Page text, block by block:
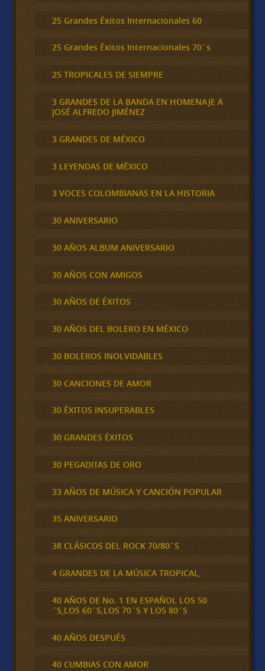
25 Grandes Éxitos Internacionales 60
25 Grandes Éxitos Internacionales 70´s
25 TROPICALES DE SIEMPRE
3 GRANDES DE LA BANDA EN HOMENAJE A
JOSÉ ALFREDO JIMÉNEZ
3 GRANDES DE MÉXICO
3 LEYENDAS DE MÉXICO
3 VOCES COLOMBIANAS EN LA HISTORIA
30 ANIVERSARIO
30 AÑOS ALBUM ANIVERSARIO
30 AÑOS CON AMIGOS
30 AÑOS DE ÉXITOS
30 AÑOS DEL BOLERO EN MÉXICO
30 BOLEROS INOLVIDABLES
30 CANCIONES DE AMOR
30 ÉXITOS INSUPERABLES
30 GRANDES ÉXITOS
30 PEGADITAS DE ORO
33 AÑOS DE MÚSICA Y CANCIÓN POPULAR
35 ANIVERSARIO
38 CLÁSICOS DEL ROCK 70/80´S
4 GRANDES DE LA MÚSICA TROPICAL,
40 AÑOS DE No. 1 EN ESPAÑOL LOS 50
´S,LOS 60´S,LOS 70´S Y LOS 80´S
40 AÑOS DESPUÉS
40 CUMBIAS CON AMOR